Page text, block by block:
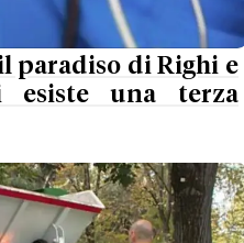
paradiso di Righi e
esiste una terza